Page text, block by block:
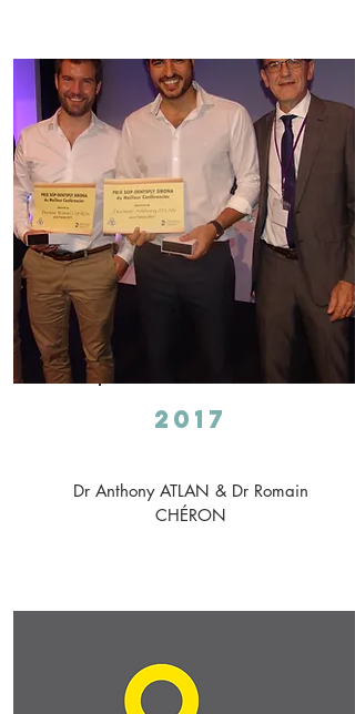
2017
Dr Anthony ATLAN & Dr Romain
CHÉRON